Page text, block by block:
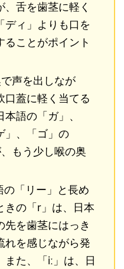
、舌を歯茎に軽く
ディ」よりも口を
ることがポイント
声を出しなが
口蓋に軽く当てる
語の「ガ」、
」、「ゴ」の
もう少し喉の奥
の「リー」と長め
きの「r」は、日本
先を歯茎にはっき
れを感じながら発
た、「iː」は、日